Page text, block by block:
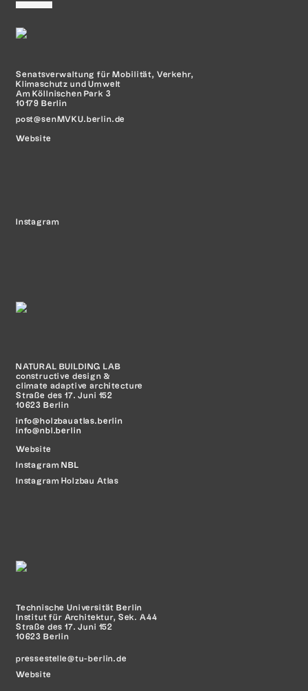
Senatsverwaltung für Mobilität, Verkehr,
Klimaschutz und Umwelt
Am Köllnischen Park 3
10179 Berlin
post@senMVKU.berlin.de
Website
Instagram
NATURAL BUILDING LAB
constructive design &
climate adaptive architecture
Straße des 17. Juni 152
10623 Berlin
info@holzbauatlas.berlin
info@nbl.berlin
Website
Instagram NBL
Instagram Holzbau Atlas
Technische Universität Berlin
Institut für Architektur, Sek. A44
Straße des 17. Juni 152
10623 Berlin
pressestelle@tu-berlin.de
Website